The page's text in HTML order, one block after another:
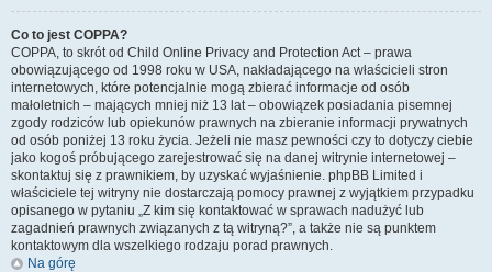
Co to jest COPPA?
COPPA, to skrót od Child Online Privacy and Protection Act – prawa
obowiązującego od 1998 roku w USA, nakładającego na właścicieli stron
internetowych, które potencjalnie mogą zbierać informacje od osób
małoletnich – mających mniej niż 13 lat – obowiązek posiadania pisemnej
zgody rodziców lub opiekunów prawnych na zbieranie informacji prywatnych
od osób poniżej 13 roku życia. Jeżeli nie masz pewności czy to dotyczy ciebie
jako kogoś próbującego zarejestrować się na danej witrynie internetowej –
skontaktuj się z prawnikiem, by uzyskać wyjaśnienie. phpBB Limited i
właściciele tej witryny nie dostarczają pomocy prawnej z wyjątkiem przypadku
opisanego w pytaniu „Z kim się kontaktować w sprawach nadużyć lub
zagadnień prawnych związanych z tą witryną?”, a także nie są punktem
kontaktowym dla wszelkiego rodzaju porad prawnych.
Na górę